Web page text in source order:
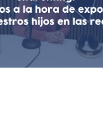
menores en redes
sociales